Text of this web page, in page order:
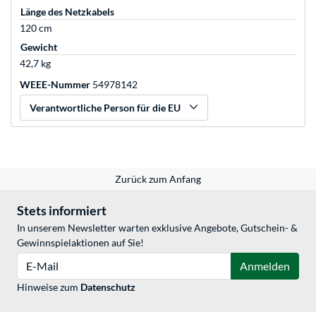
Länge des Netzkabels
120 cm
Gewicht
42,7 kg
WEEE-Nummer 54978142
Verantwortliche Person für die EU
Zurück zum Anfang
Stets informiert
In unserem Newsletter warten exklusive Angebote, Gutschein- &
Gewinnspielaktionen auf Sie!
Anmelden
Hinweise zum Datenschutz